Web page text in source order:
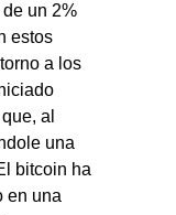
un 2%
estos
a los
al
una
bitcoin ha
en una